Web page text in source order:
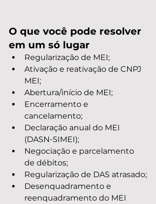
O que você pode resolver
em um só lugar
Regularização de MEI;
Ativação e reativação de CNPJ
MEI;
Abertura/início de MEI;
Encerramento e
cancelamento;
Declaração anual do MEI
(DASN-SIMEI);
Negociação e parcelamento
de débitos;
Regularização de DAS atrasado;
Desenquadramento e
reenquadramento do MEI